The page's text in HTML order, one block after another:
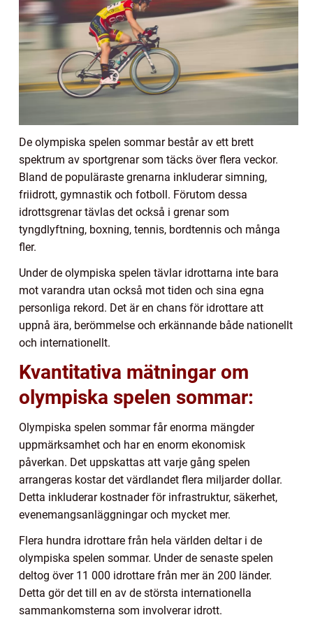
De olympiska spelen sommar består av ett brett
spektrum av sportgrenar som täcks över flera veckor.
Bland de populäraste grenarna inkluderar simning,
friidrott, gymnastik och fotboll. Förutom dessa
idrottsgrenar tävlas det också i grenar som
tyngdlyftning, boxning, tennis, bordtennis och många
fler.
Under de olympiska spelen tävlar idrottarna inte bara
mot varandra utan också mot tiden och sina egna
personliga rekord. Det är en chans för idrottare att
uppnå ära, berömmelse och erkännande både nationellt
och internationellt.
Kvantitativa mätningar om
olympiska spelen sommar:
Olympiska spelen sommar får enorma mängder
uppmärksamhet och har en enorm ekonomisk
påverkan. Det uppskattas att varje gång spelen
arrangeras kostar det värdlandet flera miljarder dollar.
Detta inkluderar kostnader för infrastruktur, säkerhet,
evenemangsanläggningar och mycket mer.
Flera hundra idrottare från hela världen deltar i de
olympiska spelen sommar. Under de senaste spelen
deltog över 11 000 idrottare från mer än 200 länder.
Detta gör det till en av de största internationella
sammankomsterna som involverar idrott.